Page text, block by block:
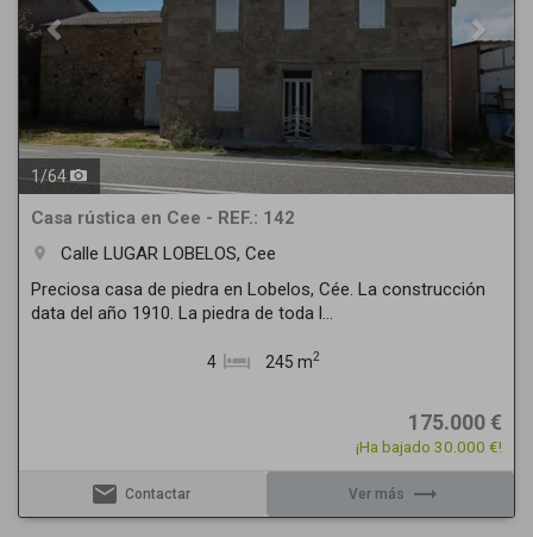
1 /64
Casa rústica en Cee - REF.: 142
room
Calle LUGAR LOBELOS, Cee
Preciosa casa de piedra en Lobelos, Cée. La construcción
data del año 1910. La piedra de toda l...
4 245 m2
175.000 €
¡Ha bajado 30.000 €!
email Contactar Ver más trending_flat